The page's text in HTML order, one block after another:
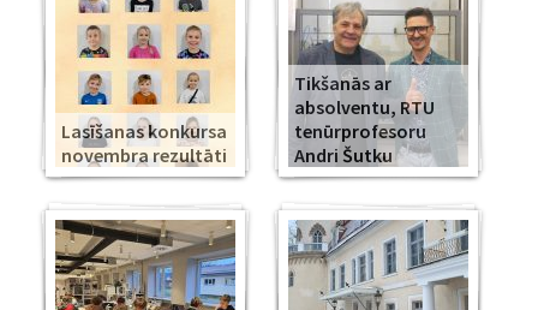
Lasīšanas konkursa
novembra rezultāti
Tikšanās ar
absolventu, RTU
tenūrprofesoru
Andri Šutku